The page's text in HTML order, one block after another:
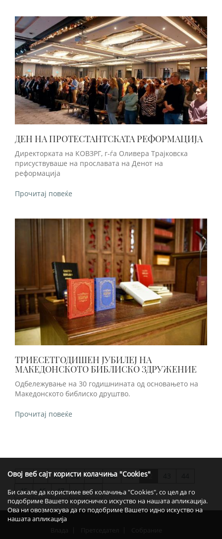
Овој веб сајт користи колачиња "Cookies"
Би сакале да користиме веб колачиња "Cookies", со цел да го
подобриме Вашето корисничко искуство на нашата апликација.
Ова ни овозможува да го подобриме Вашето идно искуство на
нашата апликација
ДЕН НА ПРОТЕСТАНТСКАТА РЕФОРМАЦИЈА
Директорката на КОВЗРГ, г-ѓа Оливера Трајковска
присуствуваше на прославата на Денот на
реформација
Прочитај повеќе
ТРИЕСЕТГОДИШЕН ЈУБИЛЕЈ НА
МАКЕДОНСКОТО БИБЛИСКО ЗДРУЖЕНИЕ
Одбележување на 30 годишнината од основањето на
Македонското библиско друштво.
Прочитај повеќе
>> < 37 38 39 40 41 42
45
46 47 > >>